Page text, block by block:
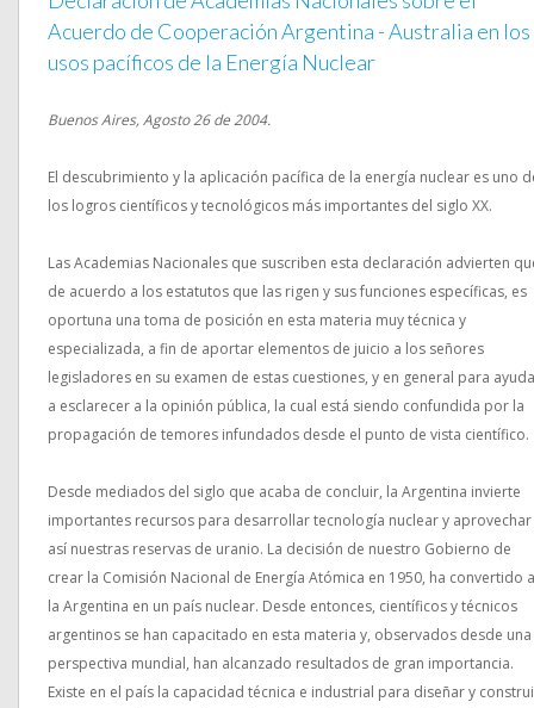
Acuerdo de Cooperación Argentina - Australia en los
usos pacíficos de la Energía Nuclear
Buenos Aires, Agosto 26 de 2004.
El descubrimiento y la aplicación pacífica de la energía nuclear es uno
los logros científicos y tecnológicos más importantes del siglo XX.
Las Academias Nacionales que suscriben esta declaración advierten
de acuerdo a los estatutos que las rigen y sus funciones específicas, es
oportuna una toma de posición en esta materia muy técnica y
especializada, a fin de aportar elementos de juicio a los señores
legisladores en su examen de estas cuestiones, y en general para
a esclarecer a la opinión pública, la cual está siendo confundida por la
propagación de temores infundados desde el punto de vista científico.
Desde mediados del siglo que acaba de concluir, la Argentina invierte
importantes recursos para desarrollar tecnología nuclear y aprovechar
así nuestras reservas de uranio. La decisión de nuestro Gobierno de
crear la Comisión Nacional de Energía Atómica en 1950, ha convertido a
la Argentina en un país nuclear. Desde entonces, científicos y técnicos
argentinos se han capacitado en esta materia y, observados desde una
perspectiva mundial, han alcanzado resultados de gran importancia.
Existe en el país la capacidad técnica e industrial para diseñar y